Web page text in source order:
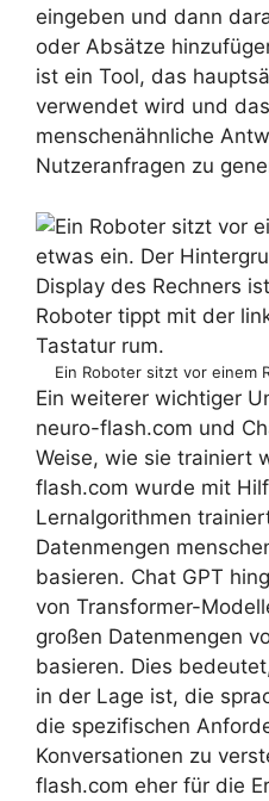
eingeben und dann
oder Absätze
ist ein Tool, das
verwendet wird und
menschenähnliche
Nutzeranfragen zu
Ein Roboter sitzt vor einem
Ein weiterer wichtiger
neuro-flash.com und
Weise, wie sie trainiert
flash.com wurde mit
Lernalgorithmen
Datenmengen
basieren. Chat GPT
von Transformer-
großen Datenmengen
basieren. Dies
in der Lage ist, die
die spezifischen
Konversationen zu
flash.com eher für die